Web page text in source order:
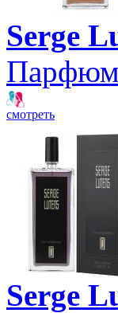
Serge
смотреть
Serge